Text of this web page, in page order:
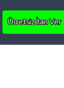
Ücretsiz İlan Ver